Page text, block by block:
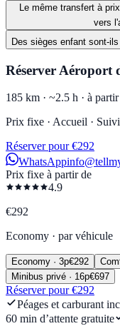
Le même transfert à
vers
Des sièges enfant sont-
Réserver Aéroport
185 km · ~2.5 h · à
Prix fixe · Accueil ·
Réserver pour €292
WhatsApp
Prix fixe à partir de
4.9
€292
Economy · par véhicule
Economy · 3p€292
Minibus privé · 16p€697
Réserver pour €292
Péages et carburant
60 min d’attente gratuite